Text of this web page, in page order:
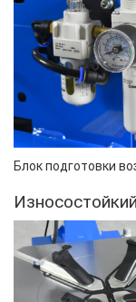
Блок подготовки